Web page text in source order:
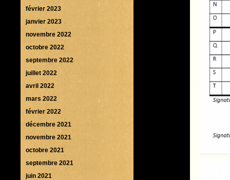
février 2023
janvier 2023
novembre 2022
octobre 2022
septembre 2022
juillet 2022
avril 2022
mars 2022
février 2022
décembre 2021
novembre 2021
octobre 2021
septembre 2021
juin 2021